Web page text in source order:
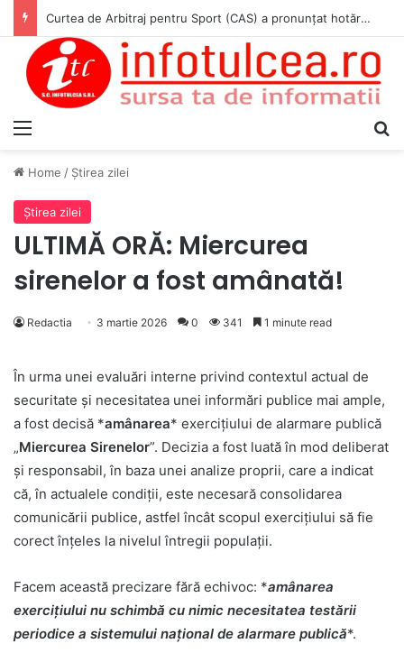
Curtea de Arbitraj pentru Sport (CAS) a pronunțat hotărârea în cauza WADA v. ANAD & Matei Cosmin Gabriel
Home / Ştirea zilei
Ştirea zilei
ULTIMĂ ORĂ: Miercurea
sirenelor a fost amânată!
Redactia 3 martie 2026 0 341 1 minute read
În urma unei evaluări interne privind contextul actual de
securitate și necesitatea unei informări publice mai ample,
a fost decisă *amânarea* exercițiului de alarmare publică
„Miercurea Sirenelor”. Decizia a fost luată în mod deliberat
și responsabil, în baza unei analize proprii, care a indicat
că, în actualele condiții, este necesară consolidarea
comunicării publice, astfel încât scopul exercițiului să fie
corect înțeles la nivelul întregii populații.
Facem această precizare fără echivoc: *amânarea
exercițiului nu schimbă cu nimic necesitatea testării
periodice a sistemului național de alarmare publică*.